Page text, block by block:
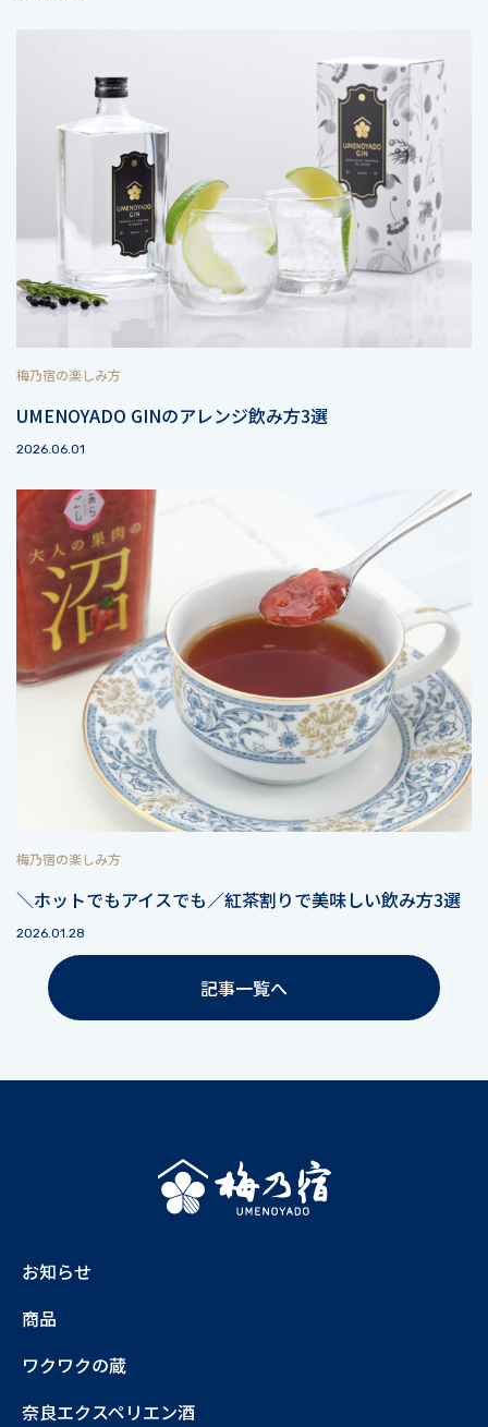
梅乃宿の楽しみ方
UMENOYADO GINのアレンジ飲み方3選
2026.06.01
梅乃宿の楽しみ方
＼ホットでもアイスでも／紅茶割りで美味しい飲み方3選
2026.01.28
記事一覧へ
お知らせ
商品
ワクワクの蔵
奈良エクスペリエン酒